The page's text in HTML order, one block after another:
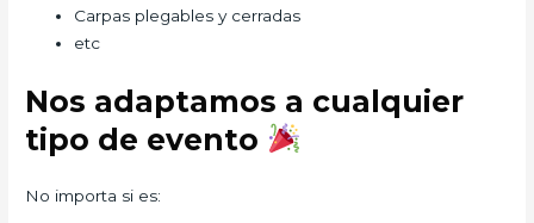
Carpas plegables y cerradas
etc
Nos adaptamos a cualquier
tipo de evento
No importa si es: